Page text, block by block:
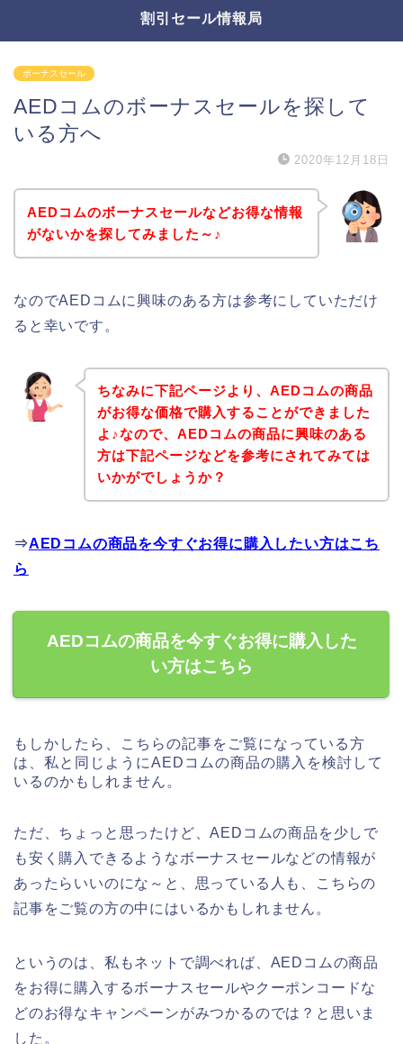
割引セール情報局
ボーナスセール
AEDコムのボーナスセールを探して
いる方へ
2020年12月18日
AEDコムのボーナスセールなどお得な情報
がないかを探してみました～♪
なのでAEDコムに興味のある方は参考にしていただけ
ると幸いです。
ちなみに下記ページより、AEDコムの商品
がお得な価格で購入することができました
よ♪なので、AEDコムの商品に興味のある
方は下記ページなどを参考にされてみては
いかがでしょうか？
⇒AEDコムの商品を今すぐお得に購入したい方はこち
ら
AEDコムの商品を今すぐお得に購入した
い方はこちら
もしかしたら、こちらの記事をご覧になっている方
は、私と同じようにAEDコムの商品の購入を検討して
いるのかもしれません。
ただ、ちょっと思ったけど、AEDコムの商品を少しで
も安く購入できるようなボーナスセールなどの情報が
あったらいいのにな～と、思っている人も、こちらの
記事をご覧の方の中にはいるかもしれません。
というのは、私もネットで調べれば、AEDコムの商品
をお得に購入するボーナスセールやクーポンコードな
どのお得なキャンペーンがみつかるのでは？と思いま
した。